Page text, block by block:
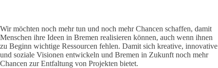
Wir möchten noch mehr tun und noch mehr Chancen schaffen, damit
Menschen ihre Ideen in Bremen realisieren können, auch wenn ihnen
zu Beginn wichtige Ressourcen fehlen. Damit sich kreative, innovative
und soziale Visionen entwickeln und Bremen in Zukunft noch mehr
Chancen zur Entfaltung von Projekten bietet.